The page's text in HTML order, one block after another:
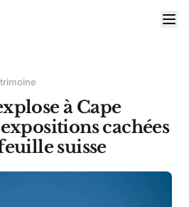
à Cape
cachées
suisse